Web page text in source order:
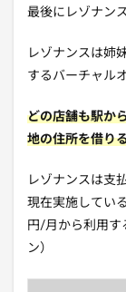
最後にレゾナン
レゾナンスは姉
するバーチャル
どの店舗も駅か
地の住所を借り
レゾナンスは支
現在実施してい
円/月から利用す
ン）